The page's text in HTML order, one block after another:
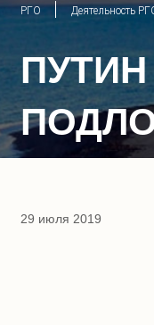
РГО Деятельность
29 июля 2019